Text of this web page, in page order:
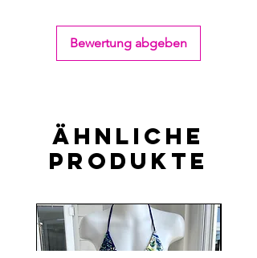
Bewertung abgeben
Ähnliche
Produkte